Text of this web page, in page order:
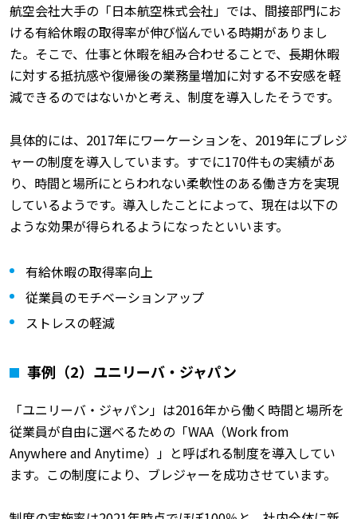
航空会社大手の「日本航空株式会社」では、間接部門にお
ける有給休暇の取得率が伸び悩んでいる時期がありまし
た。そこで、仕事と休暇を組み合わせることで、長期休暇
に対する抵抗感や復帰後の業務量増加に対する不安感を軽
減できるのではないかと考え、制度を導入したそうです。
具体的には、2017年にワーケーションを、2019年にブレジ
ャーの制度を導入しています。すでに170件もの実績があ
り、時間と場所にとらわれない柔軟性のある働き方を実現
しているようです。導入したことによって、現在は以下の
ような効果が得られるようになったといいます。
有給休暇の取得率向上
従業員のモチベーションアップ
ストレスの軽減
事例（2）ユニリーバ・ジャパン
「ユニリーバ・ジャパン」は2016年から働く時間と場所を
従業員が自由に選べるための「WAA（Work from
Anywhere and Anytime）」と呼ばれる制度を導入してい
ます。この制度により、ブレジャーを成功させています。